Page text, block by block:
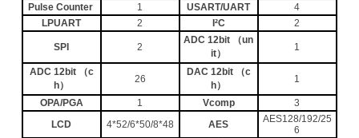
Pulse Counter
1 USART/UART
4
LPUART
2 I²C 2
SPI 2
ADC 12bit （un
it）
1
ADC 12bit （c
h）
26
DAC 12bit （c
h）
1
OPA/PGA 1 Vcomp
3
LCD
4*52/6*50/8*48 AES
AES128/192/25
6